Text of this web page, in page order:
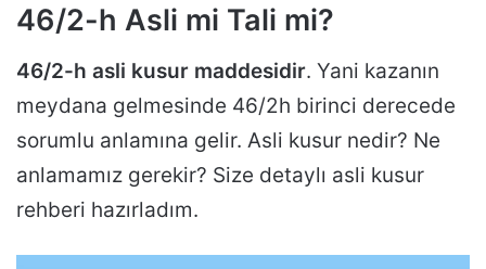
46/2-h Asli mi Tali mi?
46/2-h asli kusur maddesidir. Yani kazanın
meydana gelmesinde 46/2h birinci derecede
sorumlu anlamına gelir. Asli kusur nedir? Ne
anlamamız gerekir? Size detaylı asli kusur
rehberi hazırladım.